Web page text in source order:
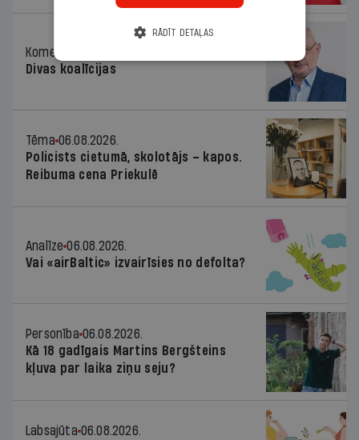
Komentārs
Divas koalīcijas
Tēma 06.08.2026.
Policists cietumā, skolotājs – kapos.
Reibuma cena Priekulē
Analīze 06.08.2026.
Vai «airBaltic» izvairīsies no defolta?
Personība 06.08.2026.
Kā 18 gadīgais Martins Bergšteins
kļuva par laika ziņu seju?
Labsajūta 06.08.2026.
RĀDĪT DETAĻAS